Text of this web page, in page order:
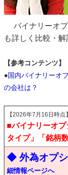
バイナリーオプ
も詳しく比較・
【参考コンテンツ】
● 国内バイナリーオ
の会社は？
【2026年7月16日時点】
■バイナリーオ
タイプ」「銘柄
◆ 外為オプシ
細情報ページへ